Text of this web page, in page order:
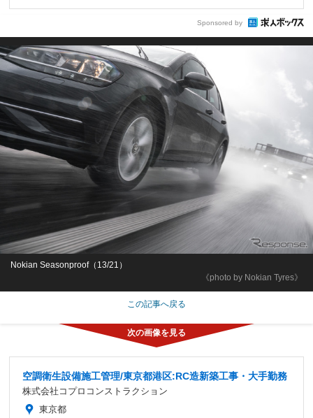
Sponsored by
《photo by Nokian Tyres》
Nokian Seasonproof（13/21）
この記事へ戻る
空調衛生設備施工管理/東京都港区:RC造新築工事・大手勤務
株式会社コプロコンストラクション
東京都